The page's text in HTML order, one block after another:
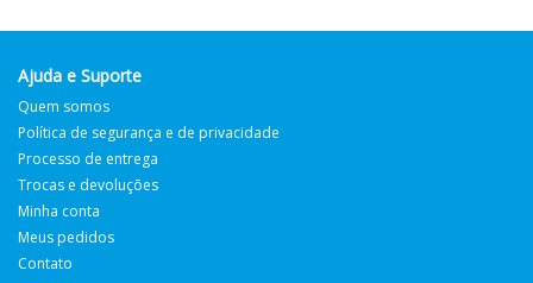
Ajuda e Suporte
Quem somos
Política de segurança e de privacidade
Processo de entrega
Trocas e devoluções
Minha conta
Meus pedidos
Contato